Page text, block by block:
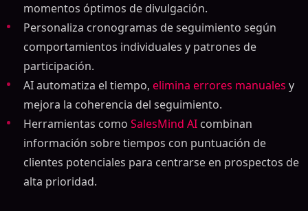
momentos óptimos de divulgación.
Personaliza cronogramas de seguimiento según
comportamientos individuales y patrones de
participación.
AI automatiza el tiempo, elimina errores manuales y
mejora la coherencia del seguimiento.
Herramientas como SalesMind AI combinan
información sobre tiempos con puntuación de
clientes potenciales para centrarse en prospectos de
alta prioridad.